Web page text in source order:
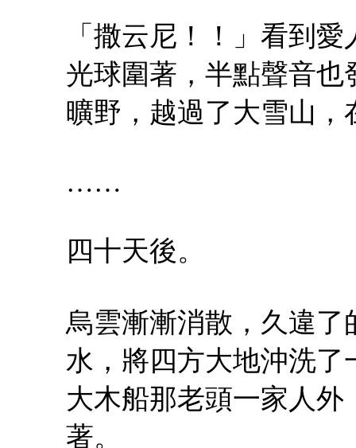
「撒云尼！！」看到
光球圍著，半點聲音
曠野，越過了大雪山
……
四十天後。
烏雲漸漸消散，久違
水，將四方大地沖洗
大木船那老頭一家人
著。